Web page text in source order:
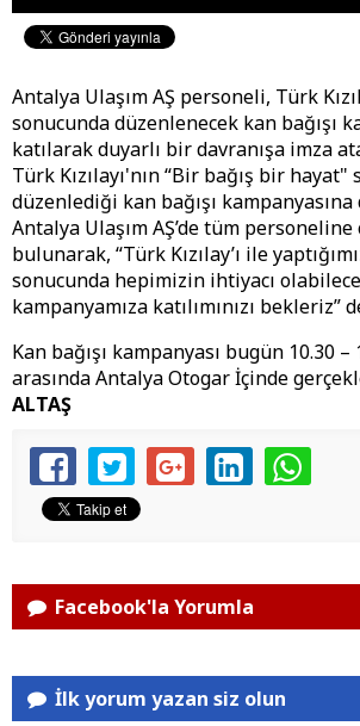
Antalya Ulaşım AŞ personeli, Türk
sonucunda düzenlenecek kan bağışı
katılarak duyarlı bir davranışa imza
Türk Kızılayı'nın “Bir bağış bir hayat"
düzenlediği kan bağışı kampanyasına
Antalya Ulaşım AŞ’de tüm personeline
bulunarak, “Türk Kızılay’ı ile
sonucunda hepimizin ihtiyacı
kampanyamıza katılımınızı bekleriz”
Kan bağışı kampanyası bugün 10.30
arasında Antalya Otogar İçinde
ALTAŞ
Facebook'la Yorumla
İlk yorum yazan siz olun